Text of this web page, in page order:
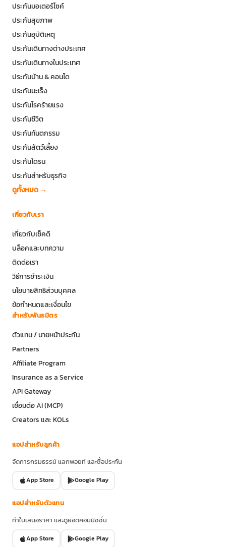
ประกันมอเตอร์ไซค์
ประกันสุขภาพ
ประกันอุบัติเหตุ
ประกันเดินทางต่างประเทศ
ประกันเดินทางในประเทศ
ประกันบ้าน & คอนโด
ประกันมะเร็ง
ประกันโรคร้ายแรง
ประกันชีวิต
ประกันทันตกรรม
ประกันสัตว์เลี้ยง
ประกันโดรน
ประกันสำหรับธุรกิจ
ดูทั้งหมด →
เกี่ยวกับเรา
เกี่ยวกับเช็คดิ
บล็อคและบทความ
ติดต่อเรา
วิธีการชำระเงิน
นโยบายสิทธิส่วนบุคคล
ข้อกำหนดและเงื่อนไข
สำหรับพันธมิตร
ตัวแทน / นายหน้าประกัน
Partners
Affiliate Program
Insurance as a Service
API Gateway
เชื่อมต่อ AI (MCP)
Creators และ KOLs
แอปสำหรับลูกค้า
จัดการกรมธรรม์ แลกพอยท์ และซื้อประกัน
App Store Google Play
แอปสำหรับตัวแทน
ทำใบเสนอราคา และดูยอดคอมมิชชั่น
App Store Google Play